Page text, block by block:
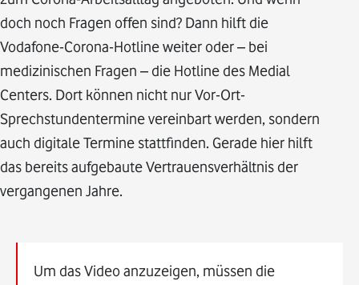
doch noch Fragen offen sind? Dann hilft die
Vodafone-Corona-Hotline weiter oder – bei
medizinischen Fragen – die Hotline des Medial
Centers. Dort können nicht nur Vor-Ort-
Sprechstundentermine vereinbart werden, sondern
auch digitale Termine stattfinden. Gerade hier hilft
das bereits aufgebaute Vertrauensverhältnis der
vergangenen Jahre.
Um das Video anzuzeigen, müssen die